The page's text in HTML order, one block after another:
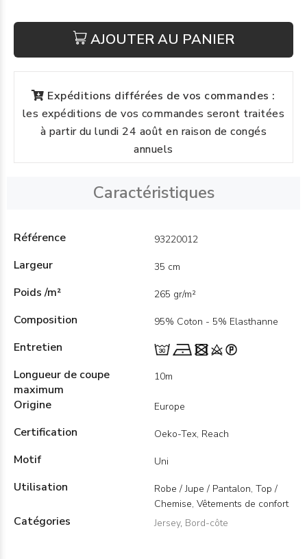
AJOUTER AU PANIER
Expéditions différées de vos commandes :
les expéditions de vos commandes seront traitées
à partir du lundi 24 août en raison de congés
annuels
Caractéristiques
Référence 93220012
Largeur 35 cm
Poids /m² 265 gr/m²
Composition 95% Coton - 5% Elasthanne
Entretien
Longueur de coupe
maximum
10m
Origine Europe
Certification Oeko-Tex, Reach
Motif Uni
Utilisation
Robe / Jupe / Pantalon, Top /
Chemise, Vêtements de confort
Catégories Jersey, Bord-côte